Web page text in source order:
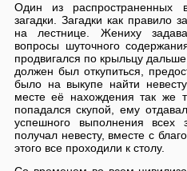
Один из распространенных
загадки. Загадки как правило
на лестнице. Жениху
вопросы шуточного
продвигался по крыльцу
должен был откупиться,
было на выкупе найти
месте её нахождения так же
попадался скупой, ему
успешного выполнения всех
получал невесту, вместе с
этого все проходили к столу.